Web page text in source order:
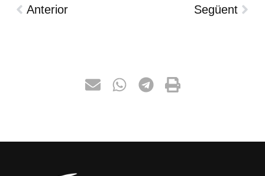
Anterior Següent